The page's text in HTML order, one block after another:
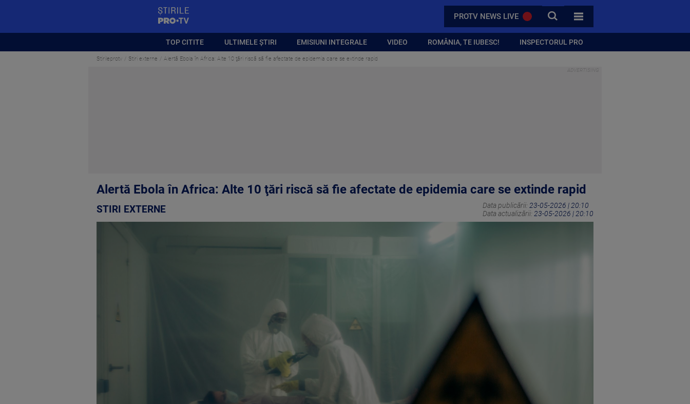
PROTV NEWS LIVE CAUTA
TOATE CATEGORIILE
TOP CITITE ULTIMELE ȘTIRI EMISIUNI INTEGRALE VIDEO ROMÂNIA, TE IUBESC! INSPECTORUL PRO
Stirileprotv Stiri externe Alertă Ebola în Africa: Alte 10 ţări riscă să fie afectate de epidemia care se extinde rapid
Alertă Ebola în Africa: Alte 10 ţări riscă să fie afectate de epidemia care se extinde rapid
STIRI EXTERNE Data publicării: 23-05-2026 | 20:10
Data actualizării: 23-05-2026 | 20:10